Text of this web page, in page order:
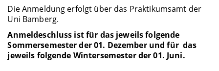
Die Anmeldung erfolgt über das Praktikumsamt der
Uni Bamberg.
Anmeldeschluss ist für das jeweils folgende
Sommersemester der 01. Dezember und für das
jeweils folgende Wintersemester der 01. Juni.